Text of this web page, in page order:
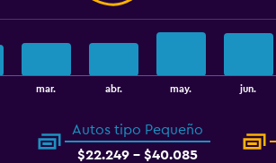
mar. abr. may. jun.
Autos tipo Pequeño
$22.249 - $40.085